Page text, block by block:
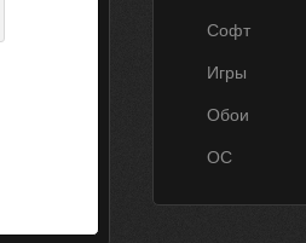
Софт
Игры
Обои
ОС